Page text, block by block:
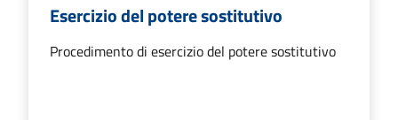
Esercizio del potere sostitutivo
Procedimento di esercizio del potere sostitutivo